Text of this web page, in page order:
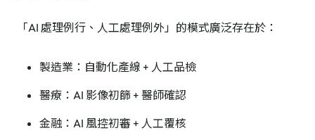
「AI 處理例行、人工處理例外」的模式廣泛存在於：
製造業：自動化產線 + 人工品檢
醫療：AI 影像初篩 + 醫師確認
金融：AI 風控初審 + 人工覆核